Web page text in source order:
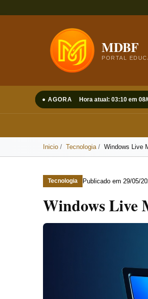
MDBF
PORTAL
● AGORA Hora atual: 03:10 em 08/
Inicio Tecnologia Windows Live
Tecnologia Publicado em 29/05/
Windows Live